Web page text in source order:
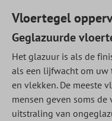
Vloertegel
Geglazuurde
Het glazuur is als de
als een lijfwacht om uw
en vlekken. De meeste
mensen geven soms
uitstraling van